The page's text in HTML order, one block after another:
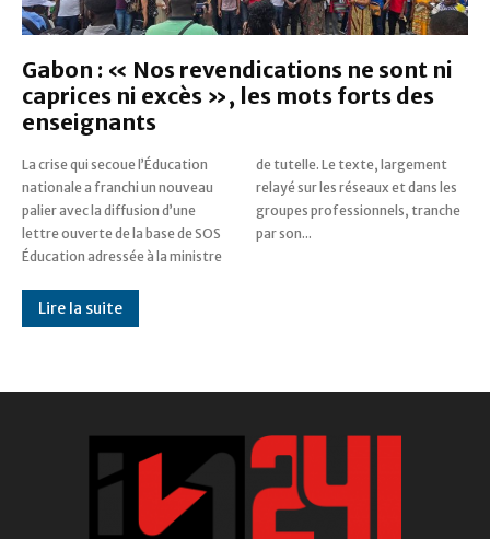
Gabon : « Nos revendications ne sont ni
caprices ni excès », les mots forts des
enseignants
La crise qui secoue l’Éducation
nationale a franchi un nouveau
palier avec la diffusion d’une
lettre ouverte de la base de SOS
Éducation adressée à la ministre
de tutelle. Le texte, largement
relayé sur les réseaux et dans les
groupes professionnels, tranche
par son...
Lire la suite